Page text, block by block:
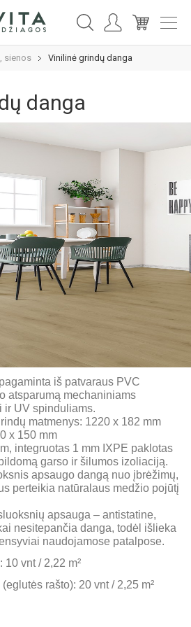
sienos Vinilinė grindų danga
danga
iš patvaraus PVC
atsparumą mechaniniams
ir UV spinduliams.
matmenys: 1220 x 182 mm
x 150 mm
integruotas 1 mm IXPE paklotas
garso ir šilumos izoliaciją.
apsaugo dangą nuo įbrėžimų,
perteikia natūralaus medžio pojūtį
apsauga – antistatine,
nesitepančia danga, todėl išlieka
naudojamose patalpose.
vnt / 2,22 m²
rašto): 20 vnt / 2,25 m²